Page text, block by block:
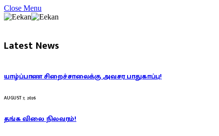
Close Menu
Latest News
யாழ்ப்பாண சிறைச்சாலைக்கு அவசர பாதுகாப்பு!
AUGUST 7, 2026
தங்க விலை நிலவரம்!